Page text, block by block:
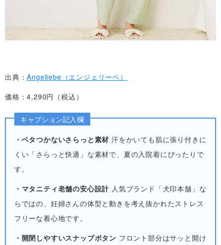
出典：Angeliebe（エンジェリーベ）
価格：4,290円（税込）
キャプション記入欄
・ベタつかないさらっと素材 汗をかいても肌に張り付きに
くい「さらっと快適」な素材で、夏の入院着にぴったりで
す。
・マタニティ老舗の安心設計 人気ブランド「犬印本舗」な
らではの、妊婦さんの体型と動きを考え抜かれたストレス
フリーな着心地です。
・開閉しやすいスナップボタン フロント部分はサッと開け